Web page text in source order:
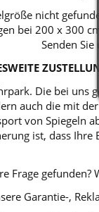
nicht
bei 200 x 300
Senden
Die bei
auch die mit
von Spiegeln
ist, dass
Frage
Garantie-,